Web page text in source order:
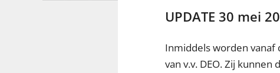
UPDATE 30 mei
Inmiddels worden vanaf
van v.v. DEO. Zij